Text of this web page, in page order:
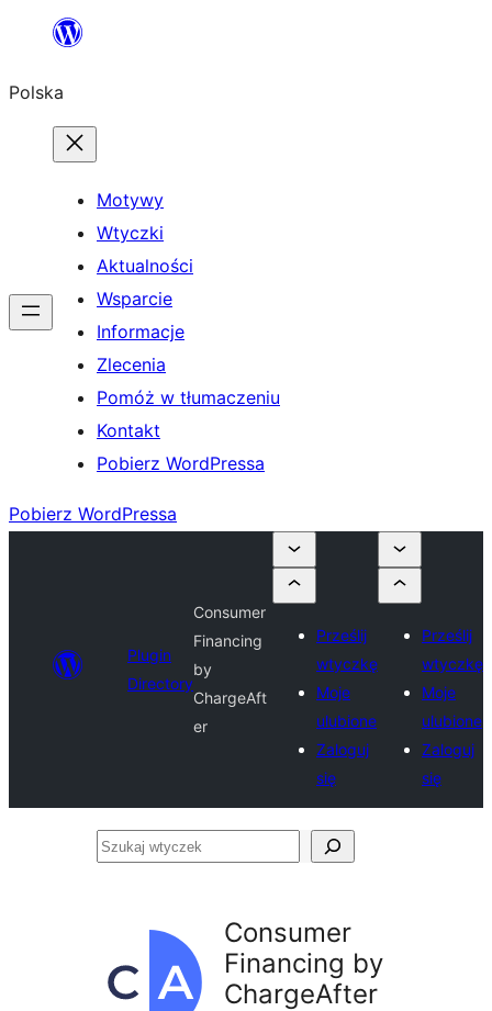
Przejdź
treści
Polska
Motywy
Wtyczki
Aktualności
Wsparcie
Informacje
Zlecenia
Pomóż w tłumaczeniu
Kontakt
Pobierz WordPressa
Pobierz WordPressa
Plugin
Directory
Consumer
Financing
by
ChargeAft
er
Prześlij
wtyczkę
Moje
ulubione
Zaloguj
się
Prześlij
wtyczkę
Moje
ulubione
Zaloguj
się
Szukaj
Consumer
Financing by
ChargeAfter